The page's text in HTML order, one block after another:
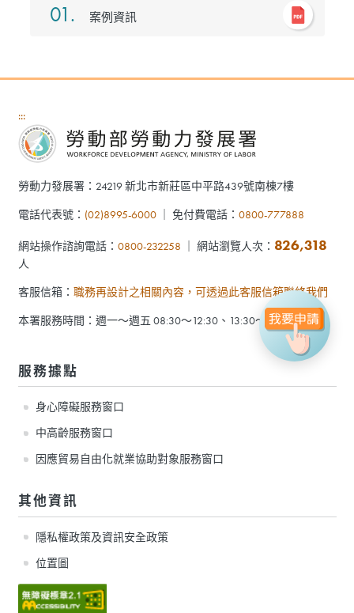
01. 案例資訊
:::
勞動力發展署：24219 新北市新莊區中平路439號南棟7樓
電話代表號： (02)8995-6000｜ 免付費電話： 0800-777888
網站操作諮詢電話： 0800-232258 ｜ 網站瀏覽人次： 826,318
人
客服信箱： 職務再設計之相關內容，可透過此客服信箱聯絡我們
本署服務時間：週一～週五 08:30～12:30、13:30～17:30
服務據點
身心障礙服務窗口
中高齡服務窗口
因應貿易自由化就業協助對象服務窗口
其他資訊
隱私權政策及資訊安全政策
位置圖